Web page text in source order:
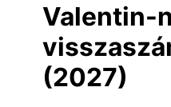
Valentin-
(2027)